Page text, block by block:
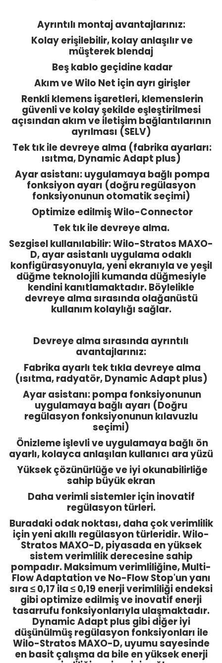
Ayrıntılı montaj avantajlarınız:
Kolay erişilebilir, kolay anlaşılır ve
müşterek blendaj
Beş kablo geçidine kadar
Akım ve Wilo Net için ayrı girişler
Renkli klemens işaretleri, klemenslerin
güvenli ve kolay şekilde eşleştirilmesi
açısından akım ve iletişim bağlantılarının
ayrılması (SELV)
Tek tık ile devreye alma (fabrika ayarları:
ısıtma, Dynamic Adapt plus)
Ayar asistanı: uygulamaya bağlı pompa
fonksiyon ayarı (doğru regülasyon
fonksiyonunun otomatik seçimi)
Optimize edilmiş Wilo-Connector
Tek tık ile devreye alma.
Sezgisel kullanılabilir: Wilo-Stratos MAXO-
D, ayar asistanlı uygulama odaklı
konfigürasyonuyla, yeni ekranıyla ve yeşil
düğme teknolojili kumanda düğmesiyle
kendini kanıtlamaktadır. Böylelikle
devreye alma sırasında olağanüstü
kullanım kolaylığı sağlar.
Devreye alma sırasında ayrıntılı
avantajlarınız:
Fabrika ayarlı tek tıkla devreye alma
(ısıtma, radyatör, Dynamic Adapt plus)
Ayar asistanı: pompa fonksiyonunun
uygulamaya bağlı ayarı (Doğru
regülasyon fonksiyonunun kılavuzlu
seçimi)
Önizleme işlevli ve uygulamaya bağlı ön
ayarlı, kolayca anlaşılan kullanıcı ara yüzü
Yüksek çözünürlüğe ve iyi okunabilirliğe
sahip büyük ekran
Daha verimli sistemler için inovatif
regülasyon türleri.
Buradaki odak noktası, daha çok verimlilik
için yeni akıllı regülasyon türleridir. Wilo-
Stratos MAXO-D, piyasada en yüksek
sistem verimlilik derecesine sahip
pompadır. Maksimum verimliliğine, Multi-
Flow Adaptation ve No-Flow Stop'un yanı
sıra ≤ 0,17 ila ≤ 0,19 enerji verimliliği endeksi
gibi optimize edilmiş ve inovatif enerji
tasarrufu fonksiyonlarıyla ulaşmaktadır.
Dynamic Adapt plus gibi diğer iyi
düşünülmüş regülasyon fonksiyonları ile
Wilo-Stratos MAXO-D, uyumu sayesinde
en basit çalışma da bile en yüksek enerji